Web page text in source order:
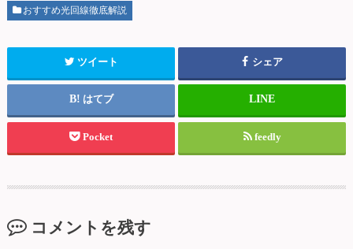
おすすめ光回線徹底解説
ツイート シェア
はてブ
Pocket feedly
コメントを残す